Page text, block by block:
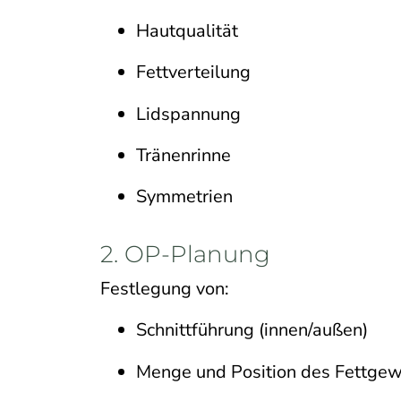
Hautqualität
Fettverteilung
Lidspannung
Tränenrinne
Symmetrien
2. OP-Planung
Festlegung von:
Schnittführung (innen/außen)
Menge und Position des